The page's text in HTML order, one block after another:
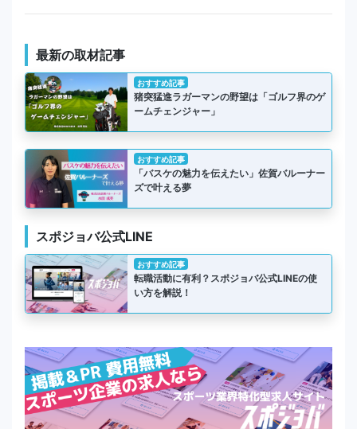
最新の取材記事
おすすめ記事
猪突猛進ラガーマンの野望は「ゴルフ界のゲ
ームチェンジャー」
おすすめ記事
「バスケの魅力を伝えたい」佐賀バルーナー
ズで叶える夢
スポジョバ公式LINE
おすすめ記事
転職活動に有利？スポジョバ公式LINEの使
い方を解説！